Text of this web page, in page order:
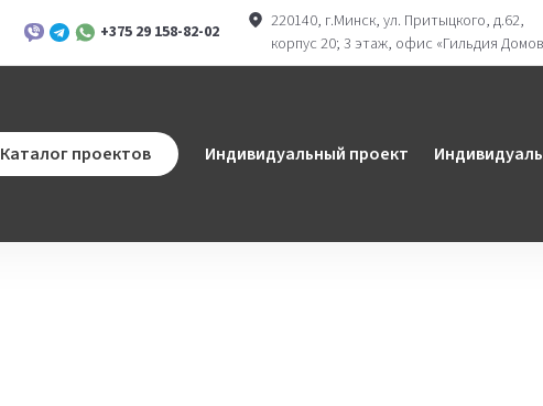
+375 29 158-82-02
220140, г.Минск, ул. Притыцкого, д.62,
корпус 20; 3 этаж, офис «Гильдия
Каталог проектов Индивидуальный проект